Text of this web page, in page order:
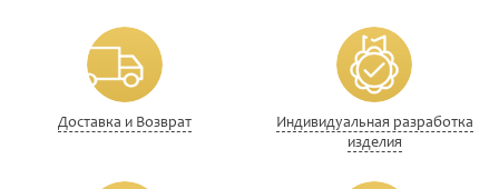
Доставка и Возврат
Индивидуальная разработка
изделия